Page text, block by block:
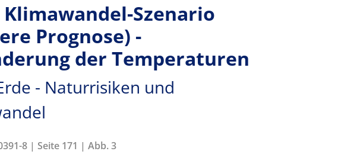
Klimawandel-Szenario
Prognose) -
der Temperaturen
- Naturrisiken und
8 | Seite 171 | Abb. 3